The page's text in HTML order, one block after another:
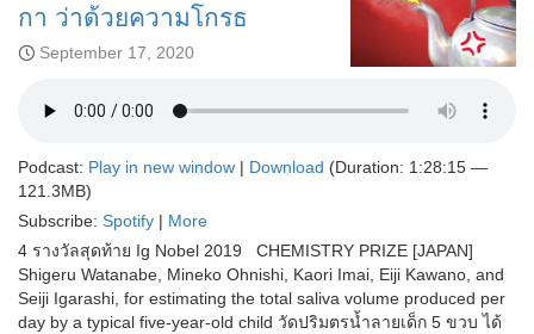
กา ว่าด้วยความโกรธ
September 17, 2020
Podcast: Play in new window | Download (Duration: 1:28:15 —
121.3MB)
Subscribe: Spotify | More
4 รางวัลสุดท้าย Ig Nobel 2019 CHEMISTRY PRIZE [JAPAN]
Shigeru Watanabe, Mineko Ohnishi, Kaori Imai, Eiji Kawano, and
Seiji Igarashi, for estimating the total saliva volume produced per
day by a typical five-year-old child วัดปริมตรน้ำลายเด็ก 5 ขวบ ได้